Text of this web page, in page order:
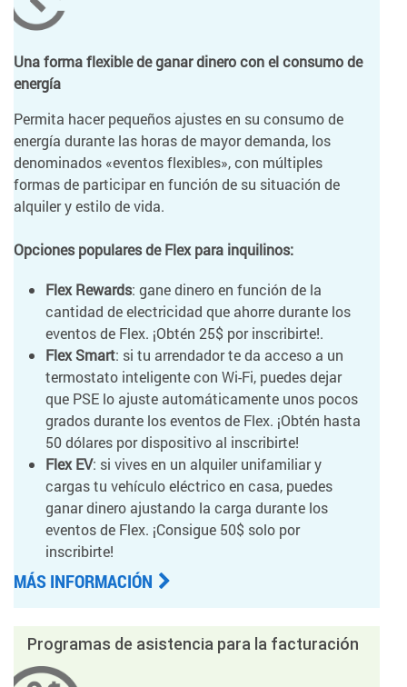
Una forma flexible de ganar dinero con el consumo de
energía
Permita hacer pequeños ajustes en su consumo de
energía durante las horas de mayor demanda, los
denominados «eventos flexibles», con múltiples
formas de participar en función de su situación de
alquiler y estilo de vida.
Opciones populares de Flex para inquilinos:
Flex Rewards: gane dinero en función de la
cantidad de electricidad que ahorre durante los
eventos de Flex. ¡Obtén 25$ por inscribirte!.
Flex Smart: si tu arrendador te da acceso a un
termostato inteligente con Wi-Fi, puedes dejar
que PSE lo ajuste automáticamente unos pocos
grados durante los eventos de Flex. ¡Obtén hasta
50 dólares por dispositivo al inscribirte!
Flex EV: si vives en un alquiler unifamiliar y
cargas tu vehículo eléctrico en casa, puedes
ganar dinero ajustando la carga durante los
eventos de Flex. ¡Consigue 50$ solo por
inscribirte!
MÁS INFORMACIÓN
Programas de asistencia para la facturación